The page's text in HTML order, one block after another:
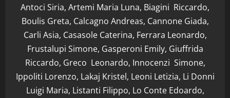
Antoci Siria, Artemi Maria Luna, Biagini Riccardo,
Boulis Greta, Calcagno Andreas, Cannone Giada,
Carli Asia, Casasole Caterina, Ferrara Leonardo,
Frustalupi Simone, Gasperoni Emily, Giuffrida
Riccardo, Greco Leonardo, Innocenzi Simone,
Ippoliti Lorenzo, Lakaj Kristel, Leoni Letizia, Li Donni
Luigi Maria, Listanti Filippo, Lo Conte Edoardo,